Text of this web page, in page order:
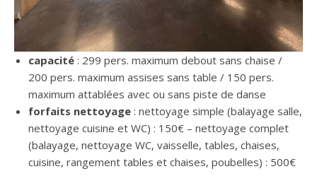
capacité : 299 pers. maximum debout sans chaise /
200 pers. maximum assises sans table / 150 pers.
maximum attablées avec ou sans piste de danse
forfaits nettoyage : nettoyage simple (balayage salle,
nettoyage cuisine et WC) : 150€ – nettoyage complet
(balayage, nettoyage WC, vaisselle, tables, chaises,
cuisine, rangement tables et chaises, poubelles) : 500€